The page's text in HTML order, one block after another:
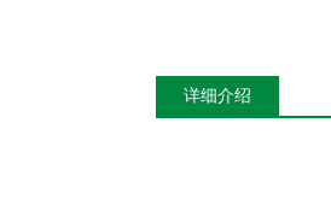
详细介绍